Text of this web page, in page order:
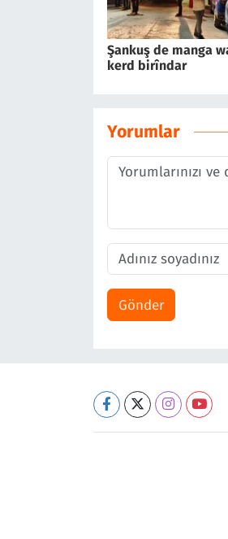
Şankuş de manga
kerd birîndar
Yorumlar
Gönder